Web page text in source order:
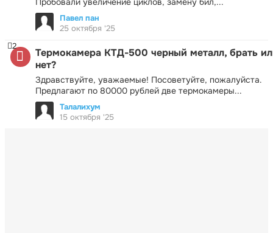
Павел пан
25 октября '25
Термокамера КТД-500 черный металл, брать
нет?
Здравствуйте, уважаемые! Посоветуйте, пожалуйста.
Предлагают по 80000 рублей две термокамеры...
2
Талалихум
15 октября '25